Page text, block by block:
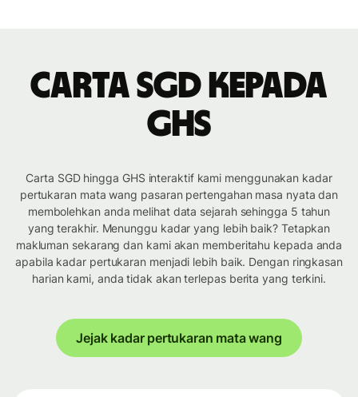
Carta SGD kepada
GHS
Carta SGD hingga GHS interaktif kami menggunakan kadar
pertukaran mata wang pasaran pertengahan masa nyata dan
membolehkan anda melihat data sejarah sehingga 5 tahun
yang terakhir. Menunggu kadar yang lebih baik? Tetapkan
makluman sekarang dan kami akan memberitahu kepada anda
apabila kadar pertukaran menjadi lebih baik. Dengan ringkasan
harian kami, anda tidak akan terlepas berita yang terkini.
Jejak kadar pertukaran mata wang